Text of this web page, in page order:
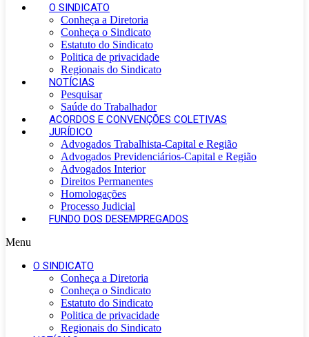
O SINDICATO
Conheça a Diretoria
Conheça o Sindicato
Estatuto do Sindicato
Politica de privacidade
Regionais do Sindicato
NOTÍCIAS
Pesquisar
Saúde do Trabalhador
ACORDOS E CONVENÇÕES COLETIVAS
JURÍDICO
Advogados Trabalhista-Capital e Região
Advogados Previdenciários-Capital e Região
Advogados Interior
Direitos Permanentes
Homologações
Processo Judicial
FUNDO DOS DESEMPREGADOS
Menu
O SINDICATO
Conheça a Diretoria
Conheça o Sindicato
Estatuto do Sindicato
Politica de privacidade
Regionais do Sindicato